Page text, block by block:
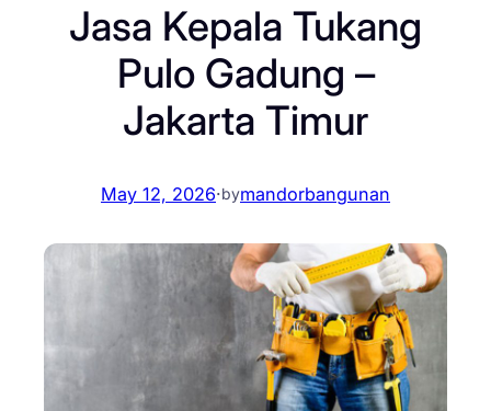
Jasa Kepala Tukang
Pulo Gadung –
Jakarta Timur
May 12, 2026·bymandorbangunan